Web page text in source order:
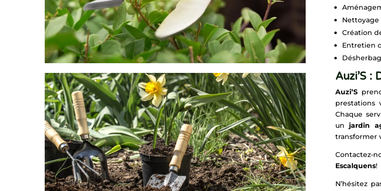
Nettoyage
Création
Entretien
Auzi’S :
Auzi’S
prestations
Chaque
un
jardin
transformer
Contactez-
Escalquens!
N’hésitez